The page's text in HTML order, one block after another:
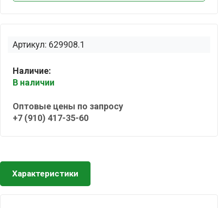
Артикул: 629908.1
Наличие:
В наличии
Оптовые цены по запросу
+7 (910) 417-35-60
Характеристики